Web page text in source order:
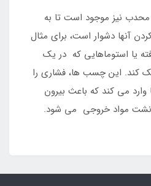
نیز موجود است تا به
آنها دشوار است، برای مثال
یا استوماهایی که در یک
کند. این چسب ها، فشاری را
می کند که باعث بیرون
نشت مواد خروجی می شود.